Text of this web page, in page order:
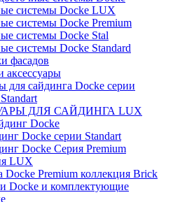
системы Docke LUX
системы Docke Premium
системы Docke Stal
системы Docke Standard
фасадов
аксессуары
для сайдинга Docke серии
ДЛЯ САЙДИНГА LUX
Docke
Docke серии Standart
Docke Серия Premium
LUX
Docke Premium коллекция Brick
Docke и комплектующие